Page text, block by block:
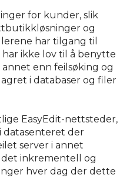
for kunder, slik
og
har tilgang til
har ikke lov til å benytte
enn feilsøking og
i databaser og filer
EasyEdit-nettsteder,
datasenteret der
server i annet
inkrementell og
hver dag der dette